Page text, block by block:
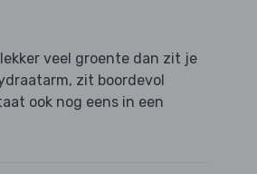
veel groente dan zit je
zit boordevol
ook nog eens in een